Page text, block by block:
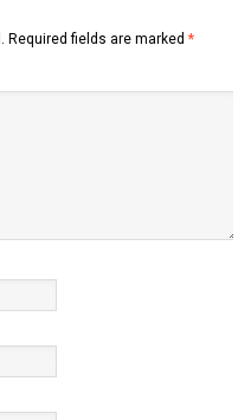
Required fields are marked *